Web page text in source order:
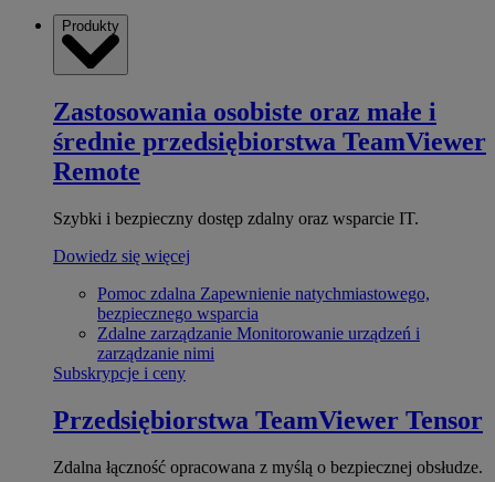
Produkty
Zastosowania osobiste oraz małe i
średnie przedsiębiorstwa TeamViewer
Remote
Szybki i bezpieczny dostęp zdalny oraz wsparcie IT.
Dowiedz się więcej
Pomoc zdalna Zapewnienie natychmiastowego,
bezpiecznego wsparcia
Zdalne zarządzanie Monitorowanie urządzeń i
zarządzanie nimi
Subskrypcje i ceny
Przedsiębiorstwa TeamViewer Tensor
Zdalna łączność opracowana z myślą o bezpiecznej obsłudze.